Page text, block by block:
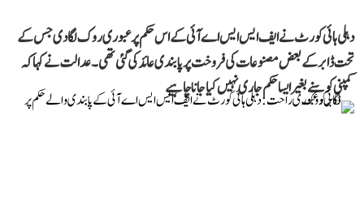
دہلی ہائی کورٹ نے ایف ایس ایس اے آئی کے اس حکم پر عبوری روک لگا دی جس کے
تحت ڈابر کے بعض مصنوعات کی فروخت پر پابندی عائد کی گئی تھی۔ عدالت نے کہا کہ
کمپنی کو سنے بغیر ایسا حکم جاری نہیں کیا جانا چاہیے